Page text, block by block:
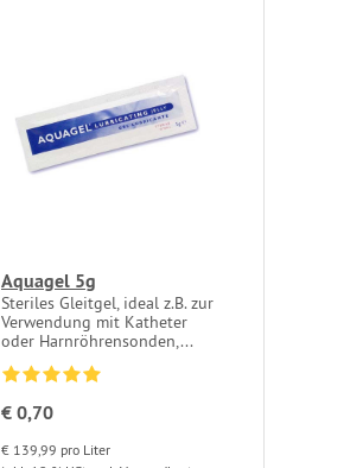
Aquagel 5g
Steriles Gleitgel, ideal z.B. zur
Verwendung mit Katheter
oder Harnröhrensonden,...
€ 0,70
€ 139,99 pro Liter